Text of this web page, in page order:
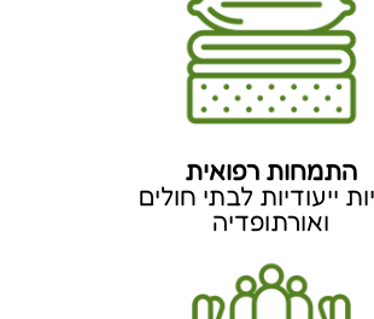
הירשם​
פרטי התקשרות​
תקווה 03-9245672